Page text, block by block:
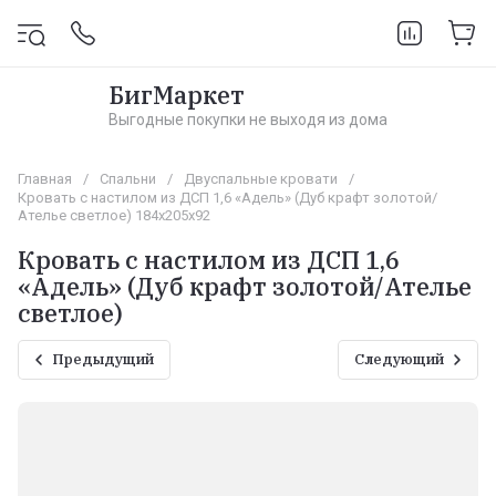
БигМаркет
Выгодные покупки не выходя из дома
Главная / Спальни / Двуспальные кровати
/
Кровать с настилом из ДСП 1,6 «Адель» (Дуб крафт золотой/
Ателье светлое) 184х205х92
Кровать с настилом из ДСП 1,6
«Адель» (Дуб крафт золотой/Ателье
светлое)
Предыдущий Следующий